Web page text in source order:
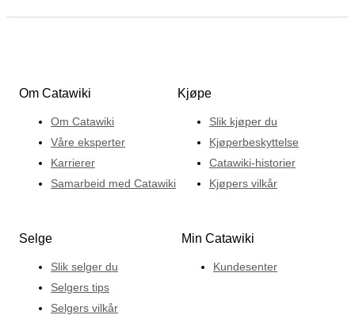
Om Catawiki
Om Catawiki
Våre eksperter
Karrierer
Samarbeid med Catawiki
Kjøpe
Slik kjøper du
Kjøperbeskyttelse
Catawiki-historier
Kjøpers vilkår
Selge
Slik selger du
Selgers tips
Selgers vilkår
Min Catawiki
Kundesenter